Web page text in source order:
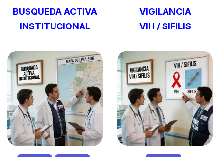
BUSQUEDA ACTIVA
INSTITUCIONAL
VIGILANCIA
VIH / SIFILIS